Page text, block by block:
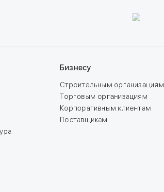
Бизнесу
Строительным организациям
Торговым организациям
Корпоративным клиентам
Поставщикам